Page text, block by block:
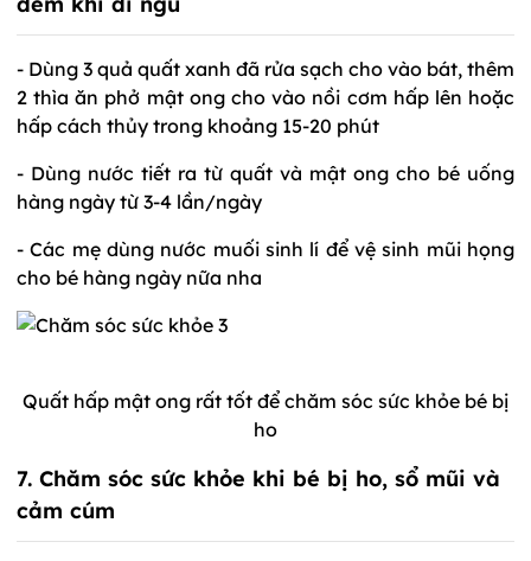
- Dùng 3 quả quất xanh đã rửa sạch cho vào bát, thêm
2 thìa ăn phở mật ong cho vào nồi cơm hấp lên hoặc
hấp cách thủy trong khoảng 15-20 phút
- Dùng nước tiết ra từ quất và mật ong cho bé uống
hàng ngày từ 3-4 lần/ngày
- Các mẹ dùng nước muối sinh lí để vệ sinh mũi họng
cho bé hàng ngày nữa nha
Quất hấp mật ong rất tốt để chăm sóc sức khỏe bé bị
ho
7. Chăm sóc sức khỏe khi bé bị ho, sổ mũi và
cảm cúm